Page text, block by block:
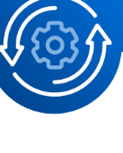
t
i
c
l
e
T
i